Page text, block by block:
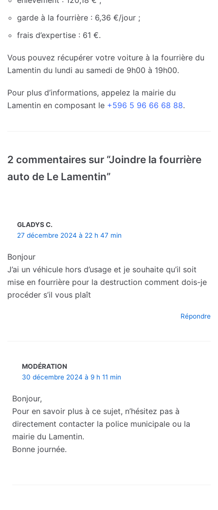
garde à la fourrière : 6,36 €/jour ;
frais d’expertise : 61 €.
Vous pouvez récupérer votre voiture à la fourrière du
Lamentin du lundi au samedi de 9h00 à 19h00.
Pour plus d’informations, appelez la mairie du
Lamentin en composant le +596 5 96 66 68 88.
2 commentaires sur “Joindre la fourrière
auto de Le Lamentin”
GLADYS C.
27 décembre 2024 à 22 h 47 min
Bonjour
J’ai un véhicule hors d’usage et je souhaite qu’il soit
mise en fourrière pour la destruction comment dois-je
procéder s’il vous plaît
Répondre
MODÉRATION
30 décembre 2024 à 9 h 11 min
Bonjour,
Pour en savoir plus à ce sujet, n’hésitez pas à
directement contacter la police municipale ou la
mairie du Lamentin.
Bonne journée.